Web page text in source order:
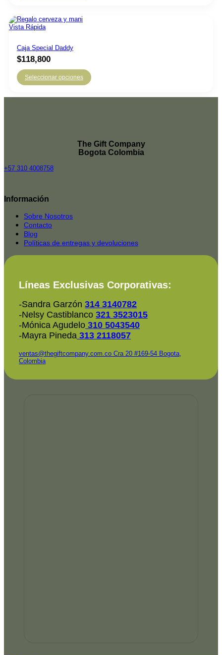
Vista Rápida
Caja Special Daddy
$118,800
Seleccionar opciones
The Gift Company
Bogota Colombia
+57 310 4008758
Rated
2025-
Información
Sobre Nosotros
Contacto
Blog
Políticas de entregas y devoluciones
Líneas Exclusivas Corporativas:
-Sandra Garzón 314 3140782
-Nelsy Castiblanco 321 3523015
-Mónica Agudelo 310 5043540
-Mayra Pineda 313 2118057
ventas@thegiftcompany.com.co Cra 20 #169-54 Bogota,
Colombia